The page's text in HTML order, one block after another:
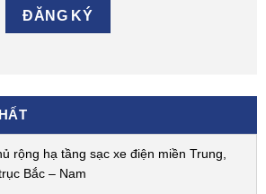
rộng hạ tầng sạc xe điện miền Trung,
Bắc – Nam